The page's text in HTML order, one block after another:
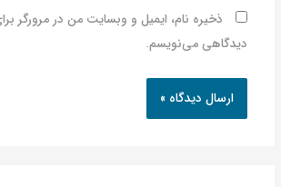
ذخیره نام، ایمیل و وبسایت من در مرورگر
دیدگاهی می‌نویسم.